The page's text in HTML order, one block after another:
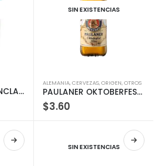
CERVEZA LIGERA ANCLA LATA 330 ML
SIN EXISTENCIAS
ALEMANIA,CERVEZAS,ORIGEN,OTROS
PAULANER OKTOBERFEST 500ML
$3.60
SIN EXISTENCIAS